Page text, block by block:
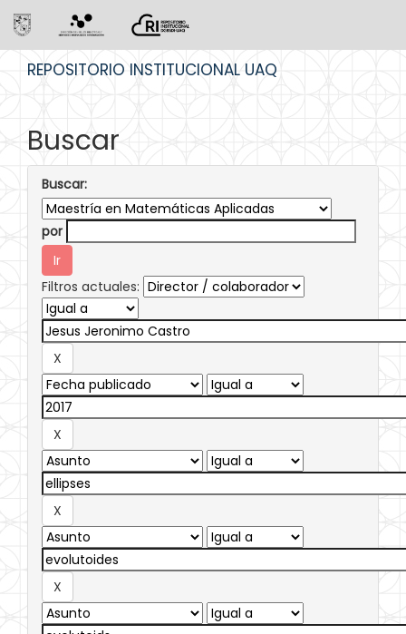
REPOSITORIO INSTITUCIONAL UAQ
Buscar
Buscar:
por
Filtros actuales: